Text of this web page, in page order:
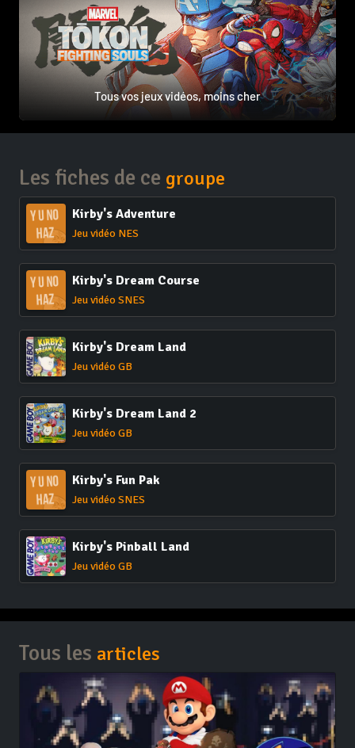
Tous vos jeux vidéos, moins cher
Les fiches de ce groupe
Kirby's Adventure
Jeu vidéo NES
Kirby's Dream Course
Jeu vidéo SNES
Kirby's Dream Land
Jeu vidéo GB
Kirby's Dream Land 2
Jeu vidéo GB
Kirby's Fun Pak
Jeu vidéo SNES
Kirby's Pinball Land
Jeu vidéo GB
Tous les articles